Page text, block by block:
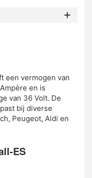
een vermogen van
en is
van 36 Volt. De
bij diverse
Peugeot, Aldi en
ES